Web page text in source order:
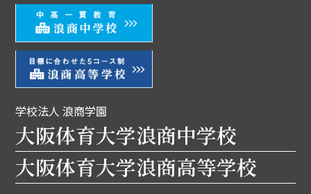
学校法人 浪商学園
大阪体育大学浪商中学校
大阪体育大学浪商高等学校